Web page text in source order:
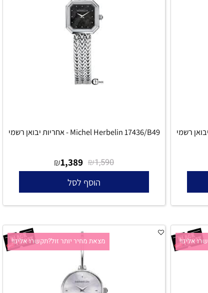
מצאת מחיר יותר זול?תקשרו אלינו!
Michel Herbelin 17436/B49 - אחריות יבואן רשמי
₪
1,389
הוסף לסל